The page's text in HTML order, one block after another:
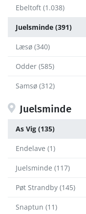
Ebeltoft (1.038)
Juelsminde (391)
Læsø (340)
Odder (585)
Samsø (312)
Juelsminde
As Vig (135)
Endelave (1)
Juelsminde (117)
Pøt Strandby (145)
Snaptun (11)